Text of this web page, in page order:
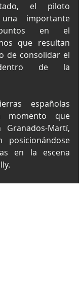
el piloto
importante
en el
que resultan
de consolidar el
dentro de la
españolas
momento que
Martí,
posicionándose
en la escena